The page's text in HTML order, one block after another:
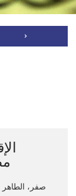
صفر، الطاهر 1903-1942